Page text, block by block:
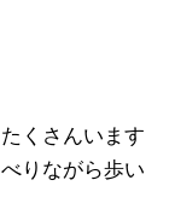
くさんいます
りながら歩い